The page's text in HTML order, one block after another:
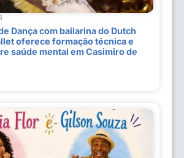
Dança com bailarina do Dutch
oferece formação técnica e
saúde mental em Casimiro de